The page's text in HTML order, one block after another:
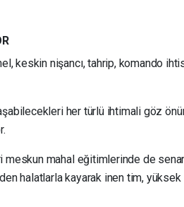
keskin nişancı, tahrip, komando
her türlü ihtimali göz
mahal eğitimlerinde de
halatlarla kayarak inen tim, yüksek